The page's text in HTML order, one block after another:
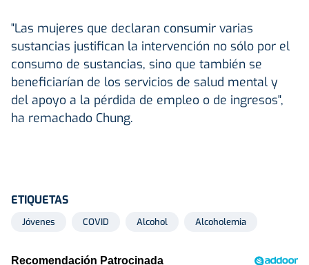
"Las mujeres que declaran consumir varias
sustancias justifican la intervención no sólo por el
consumo de sustancias, sino que también se
beneficiarían de los servicios de salud mental y
del apoyo a la pérdida de empleo o de ingresos",
ha remachado Chung.
ETIQUETAS
Jóvenes COVID Alcohol Alcoholemia